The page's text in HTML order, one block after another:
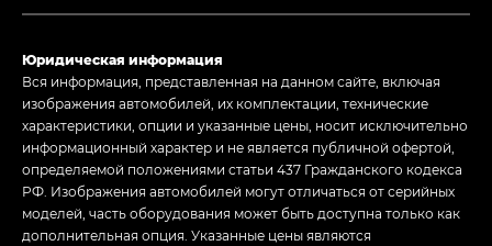
Юридическая информация
Вся информация, представленная на данном сайте, включая
изображения автомобилей, их комплектации, технические
характеристики, опции и указанные цены, носит исключительно
информационный характер и не является публичной офертой,
определяемой положениями статьи 437 Гражданского кодекса
РФ. Изображения автомобилей могут отличаться от серийных
моделей, часть оборудования может быть доступна только как
дополнительная опция. Указанные цены являются